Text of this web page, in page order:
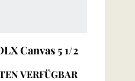
Canvas 5 1/2
VERFÜGBAR